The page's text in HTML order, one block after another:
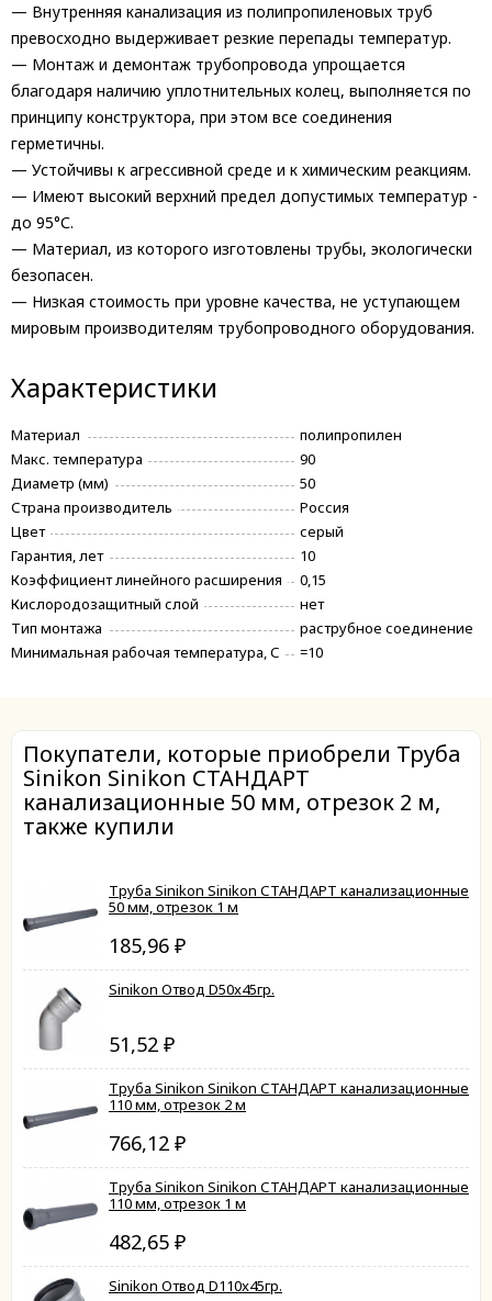
— Внутренняя канализация из полипропиленовых труб
превосходно выдерживает резкие перепады температур.
— Монтаж и демонтаж трубопровода упрощается
благодаря наличию уплотнительных колец, выполняется по
принципу конструктора, при этом все соединения
герметичны.
— Устойчивы к агрессивной среде и к химическим реакциям.
— Имеют высокий верхний предел допустимых температур -
до 95°С.
— Материал, из которого изготовлены трубы, экологически
безопасен.
— Низкая стоимость при уровне качества, не уступающем
мировым производителям трубопроводного оборудования.
Характеристики
Материал
полипропилен
Макс. температура
90
Диаметр (мм)
50
Страна производитель
Россия
Цвет
серый
Гарантия, лет
10
Коэффициент линейного расширения
0,15
Кислородозащитный слой
нет
Тип монтажа
раструбное соединение
Минимальная рабочая температура, С
=10
Покупатели, которые приобрели Труба
Sinikon Sinikon СТАНДАРТ
канализационные 50 мм, отрезок 2 м,
также купили
Труба Sinikon Sinikon СТАНДАРТ канализационные
50 мм, отрезок 1 м
185,96 ₽
Sinikon Отвод D50x45гр.
51,52 ₽
Труба Sinikon Sinikon СТАНДАРТ канализационные
110 мм, отрезок 2 м
766,12 ₽
Труба Sinikon Sinikon СТАНДАРТ канализационные
110 мм, отрезок 1 м
482,65 ₽
Sinikon Отвод D110x45гр.